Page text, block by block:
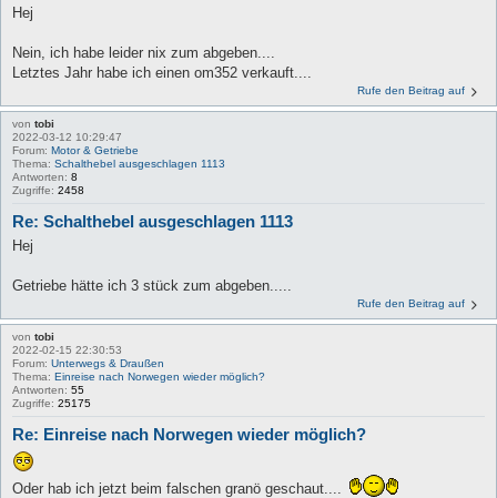
Hej
Nein, ich habe leider nix zum abgeben....
Letztes Jahr habe ich einen om352 verkauft....
Rufe den Beitrag auf
von tobi
2022-03-12 10:29:47
Forum: Motor & Getriebe
Thema: Schalthebel ausgeschlagen 1113
Antworten: 8
Zugriffe: 2458
Re: Schalthebel ausgeschlagen 1113
Hej
Getriebe hätte ich 3 stück zum abgeben.....
Rufe den Beitrag auf
von tobi
2022-02-15 22:30:53
Forum: Unterwegs & Draußen
Thema: Einreise nach Norwegen wieder möglich?
Antworten: 55
Zugriffe: 25175
Re: Einreise nach Norwegen wieder möglich?
Oder hab ich jetzt beim falschen granö geschaut....